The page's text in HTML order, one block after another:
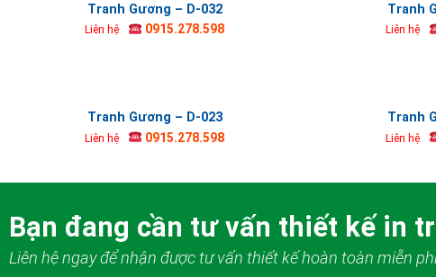
Tranh Gương – D-032
Liên hệ 0915.278.598
Tranh
Liên hệ
Tranh Gương – D-023
Liên hệ 0915.278.598
Tranh
Liên hệ
Bạn đang cần tư vấn thiết kế in
Liên hệ ngay để nhận được tư vấn thiết kế hoàn toàn miễn